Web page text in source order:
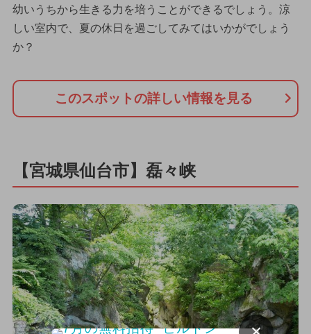
幼いうちから生きる力を培うことができるでしょう。涼
しい室内で、夏の休日を過ごしてみてはいかがでしょう
か？
このスポットの詳しい情報を見る
【宮城県仙台市】磊々峡